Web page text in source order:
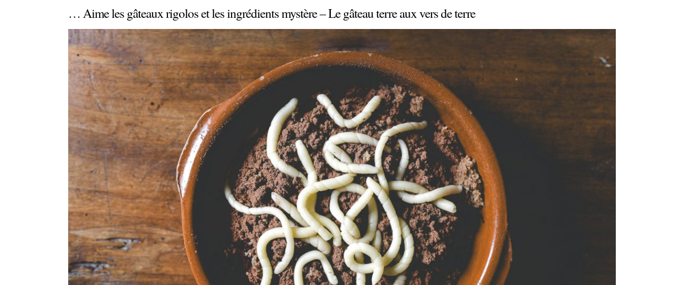
… Aime les gâteaux rigolos et les ingrédients mystère – Le gâteau terre aux vers de terre